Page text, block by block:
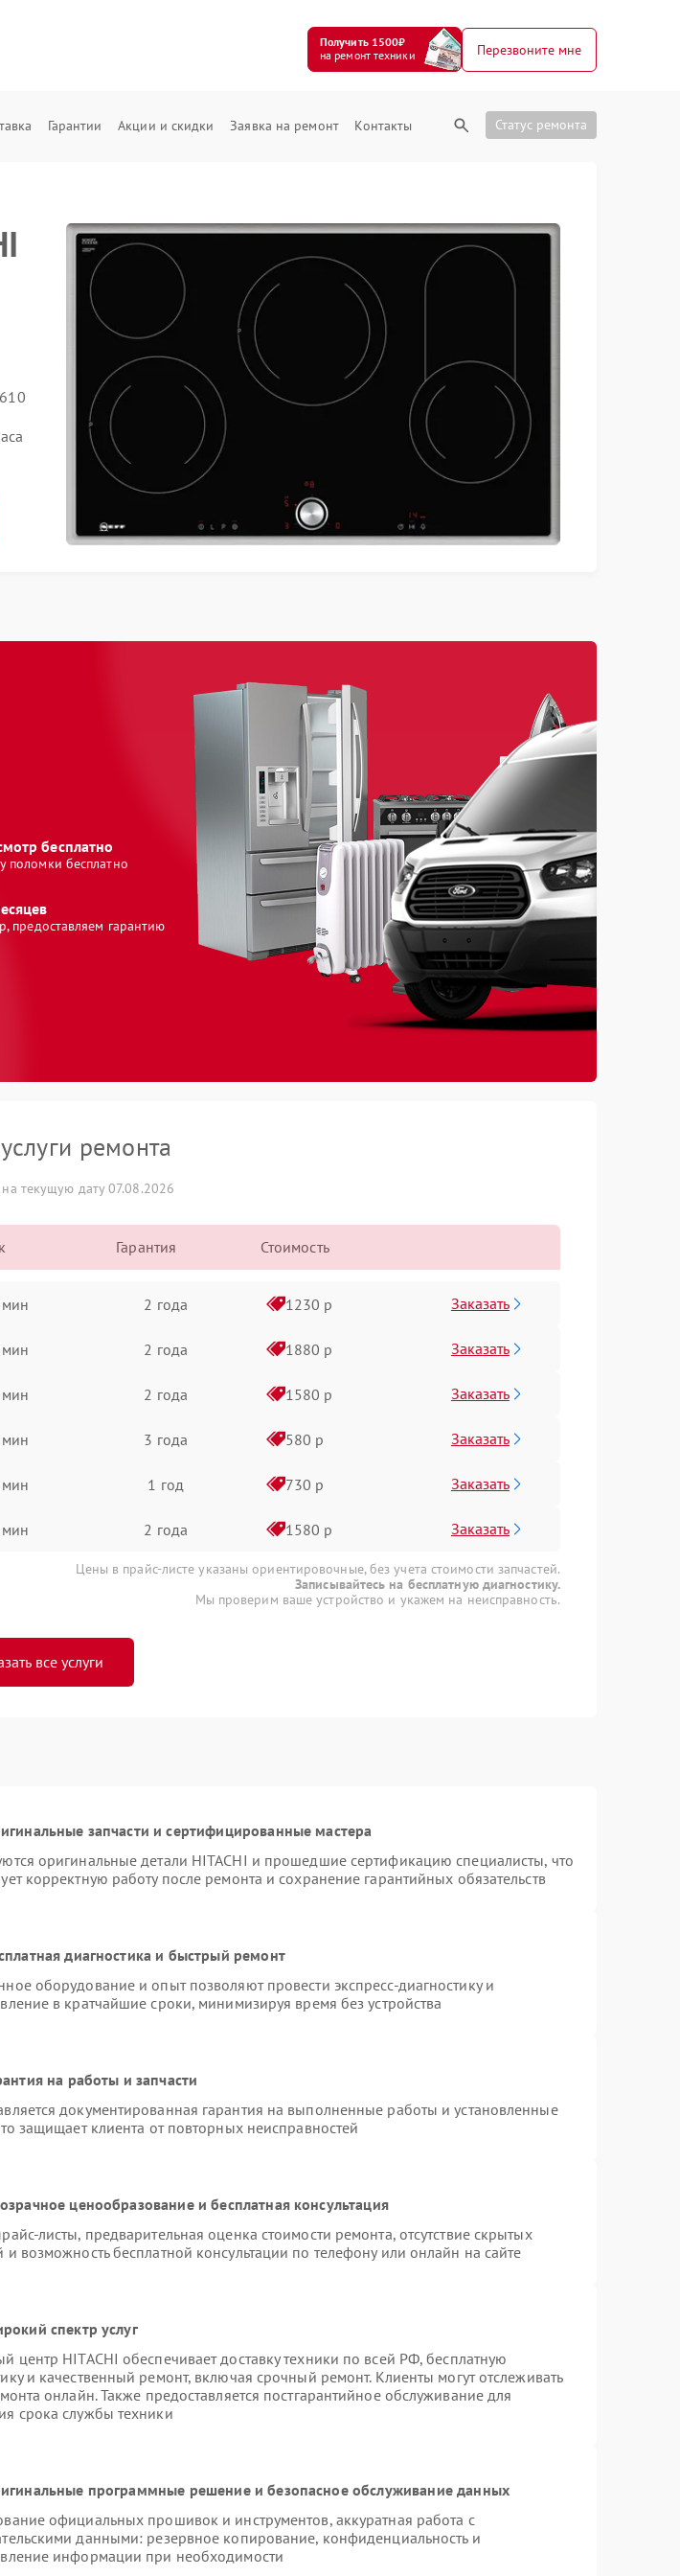
Получить 1500₽
на ремонт техники
Перезвоните мне
Гарантии Акции и скидки Заявка на ремонт Контакты Статус ремонта
бесплатно
поломки бесплатно
предоставляем гарантию
ремонта
текущую дату 07.08.2026
Гарантия Стоимость
2 года 1230 р Заказать
2 года 1880 р Заказать
2 года 1580 р Заказать
3 года 580 р Заказать
1 год 730 р Заказать
2 года 1580 р Заказать
Цены в прайс-листе указаны ориентировочные, без учета стоимости запчастей.
Записывайтесь на бесплатную диагностику.
Мы проверим ваше устройство и укажем на неисправность.
все услуги
запчасти и сертифицированные мастера
оригинальные детали HITACHI и прошедшие сертификацию специалисты, что
корректную работу после ремонта и сохранение гарантийных обязательств
диагностика и быстрый ремонт
оборудование и опыт позволяют провести экспресс-диагностику и
в кратчайшие сроки, минимизируя время без устройства
на работы и запчасти
документированная гарантия на выполненные работы и установленные
защищает клиента от повторных неисправностей
ценообразование и бесплатная консультация
листы, предварительная оценка стоимости ремонта, отсутствие скрытых
и возможность бесплатной консультации по телефону или онлайн на сайте
спектр услуг
центр HITACHI обеспечивает доставку техники по всей РФ, бесплатную
и качественный ремонт, включая срочный ремонт. Клиенты могут отслеживать
онлайн. Также предоставляется постгарантийное обслуживание для
срока службы техники
программные решение и безопасное обслуживание данных
официальных прошивок и инструментов, аккуратная работа с
данными: резервное копирование, конфиденциальность и
информации при необходимости